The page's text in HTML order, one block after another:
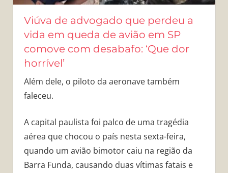
Viúva de advogado que perdeu a
vida em queda de avião em SP
comove com desabafo: ‘Que dor
horrível’
Além dele, o piloto da aeronave também
faleceu.
A capital paulista foi palco de uma tragédia
aérea que chocou o país nesta sexta-feira,
quando um avião bimotor caiu na região da
Barra Funda, causando duas vítimas fatais e